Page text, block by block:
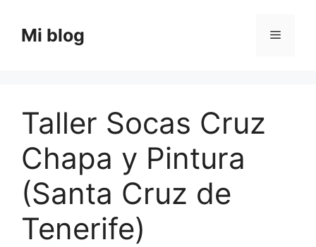
contenido
Mi blog Menú
Taller Socas Cruz
Chapa y Pintura
(Santa Cruz de
Tenerife)